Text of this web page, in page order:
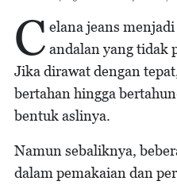
C elana jeans menjadi
andalan yang tidak
Jika dirawat dengan
bertahan hingga
bentuk aslinya.
Namun sebaliknya,
dalam pemakaian dan